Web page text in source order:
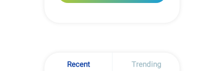
Recent Trending